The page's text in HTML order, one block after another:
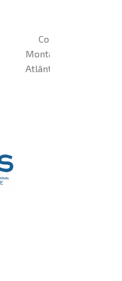
Com vistas para a
Montanha do Pico e
Atlântico, a Suite